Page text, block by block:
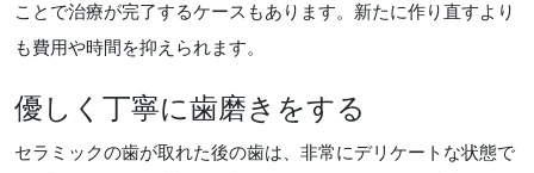
ことで治療が完了するケースもあります。新たに作り直すより
も費用や時間を抑えられます。
優しく丁寧に歯磨きをする
セラミックの歯が取れた後の歯は、非常にデリケートな状態で